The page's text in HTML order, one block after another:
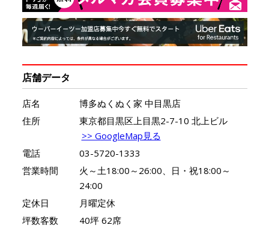
店舗データ
店名
博多ぬくぬく家 中目黒店
住所
東京都目黒区上目黒2-7-10 北上ビル
>> GoogleMap見る
電話
03-5720-1333
営業時間
火～土18:00～26:00、日・祝18:00～
24:00
定休日
月曜定休
坪数客数
40坪 62席